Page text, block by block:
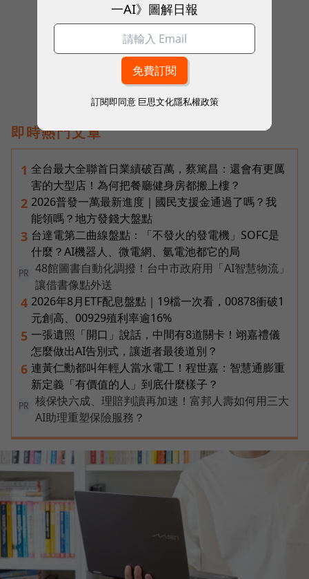
往下滑看下一篇文章
即時熱門文章
1 全台最大全聯首日業績破百萬，蔡篤昌：還會有更厲
害的大型店！為何把餐廳健身房都搬上樓？
2 2026普發一萬最新進度｜國民支援金通過了嗎？我
能領嗎？地方發錢大盤點
3 台達電第二曲線盤點：「不發火的發電機」SOFC是
什麼？AI機器人、微電網、氫電池都它的局
PR
48館圖書自動化調撥！台中市政府用「AI智慧物流」
讓借書像點外送
4 2026年8月ETF配息盤點｜19檔一次看，00878衝破1
元創高、00929殖利率逾16%
5 一張遺照「開口」說話，中間有8道關卡！翊嘉禮儀
怎麼做出AI告別式，讓逝者最後道別？
6 連黃仁勳都叫年輕人當水電工！程世嘉：智慧通膨重
新定義「有價值的人」到底什麼樣子？
PR
核保快六成、理賠判讀再加速！富邦人壽如何用三大
AI助理重塑保險服務？
一AI》圖解日報
訂閱即同意 巨思文化隱私權政策